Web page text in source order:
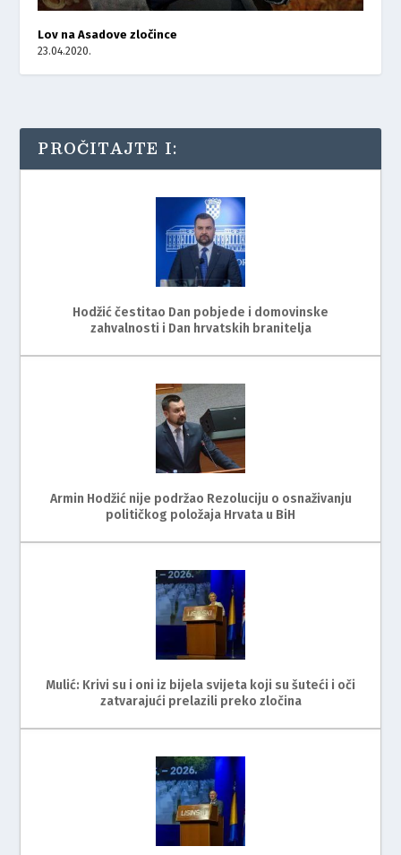
Lov na Asadove zločince
23.04.2020.
PROČITAJTE I:
Hodžić čestitao Dan pobjede i domovinske
zahvalnosti i Dan hrvatskih branitelja
Armin Hodžić nije podržao Rezoluciju o osnaživanju
političkog položaja Hrvata u BiH
Mulić: Krivi su i oni iz bijela svijeta koji su šuteći i oči
zatvarajući prelazili preko zločina